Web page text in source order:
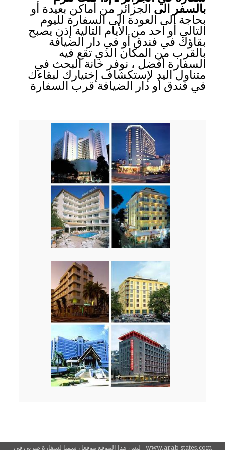
بالسفر الى الجزائر من أماكن بعيدة أو
بحاجة الى العودة الى السفارة لليوم
التالي أو احد من الأيام التالية إذن يصبح
بقاؤك في فندق أو في دار الضيافة
بالقرب من المكان الذي تقع فيه
السفارة أفضل ، نوفر خانة البحث في
متناول اليد لإستكشاف إختيارك لبقاءك
في فندق أو دار الضيافة قرب السفارة
www.arab-states.com - ليس هذا الموقع موقعا رسميا لسفارة صربي في